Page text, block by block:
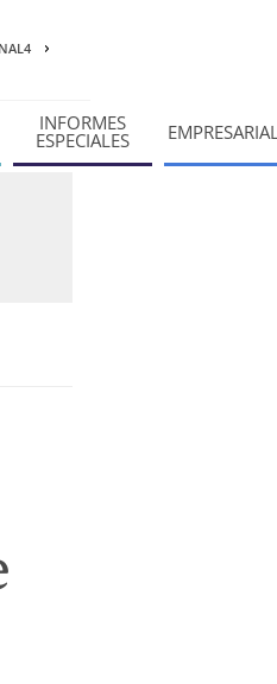
INFORMES
ESPECIALES